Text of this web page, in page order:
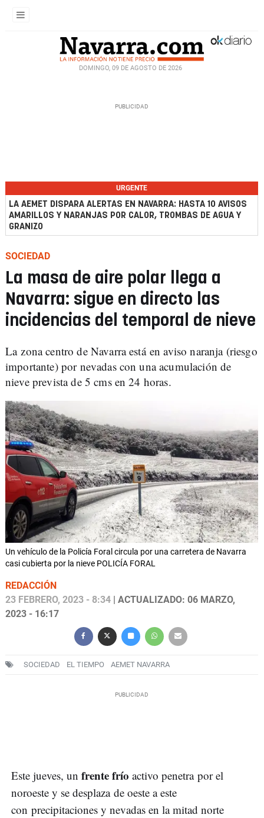
DOMINGO, 09 DE AGOSTO DE 2026
URGENTE
LA AEMET DISPARA ALERTAS EN NAVARRA: HASTA 10 AVISOS
AMARILLOS Y NARANJAS POR CALOR, TROMBAS DE AGUA Y
GRANIZO
SOCIEDAD
La masa de aire polar llega a
Navarra: sigue en directo las
incidencias del temporal de nieve
La zona centro de Navarra está en aviso naranja (riesgo
importante) por nevadas con una acumulación de
nieve prevista de 5 cms en 24 horas.
Un vehículo de la Policía Foral circula por una carretera de Navarra
casi cubierta por la nieve POLICÍA FORAL
REDACCIÓN
23 FEBRERO, 2023 - 8:34 | ACTUALIZADO: 06 MARZO,
2023 - 16:17
SOCIEDAD EL TIEMPO AEMET NAVARRA
Este jueves, un frente frío activo penetra por el
noroeste y se desplaza de oeste a este
con precipitaciones y nevadas en la mitad norte